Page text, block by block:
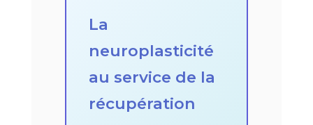
La
neuroplasticité
au service de la
récupération